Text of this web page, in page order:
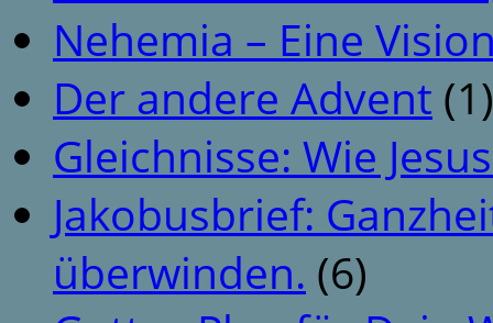
Nehemia – Eine
Der andere Advent (1)
Gleichnisse: Wie
Jakobusbrief:
überwinden. (6)